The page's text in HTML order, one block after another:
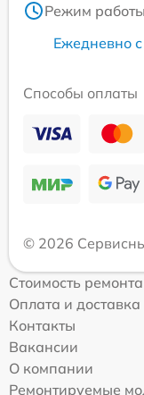
Режим
Ежедневно
Способы оплаты
© 2026
Стоимость ремонта
Оплата и доставка
Контакты
Вакансии
О компании
Ремонтируемые